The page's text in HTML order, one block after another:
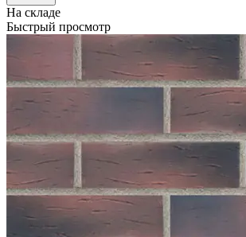
На складе
Быстрый просмотр